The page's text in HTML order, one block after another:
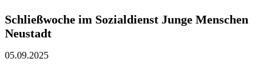
Schließwoche im Sozialdienst Junge Menschen
Neustadt
05.09.2025